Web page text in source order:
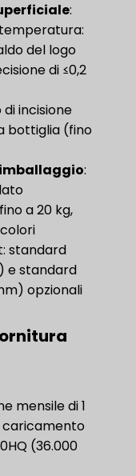
:
del logo
di ≤0,2
incisione
bottiglia (fino
:
a 20 kg,
standard
e standard
opzionali
mensile di 1
caricamento
(36.000